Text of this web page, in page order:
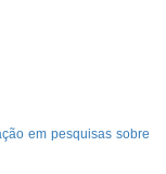
em pesquisas sobre